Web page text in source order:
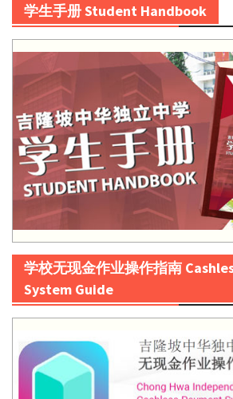
学生手册 Student Handbook
学校无现金作业操作指南
System Guide